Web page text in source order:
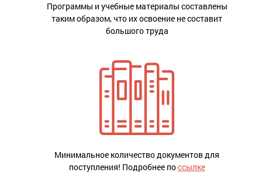
Программы и учебные материалы составлены
таким образом, что их освоение не составит
большого труда
Минимальное количество документов для
поступления! Подробнее поссылке